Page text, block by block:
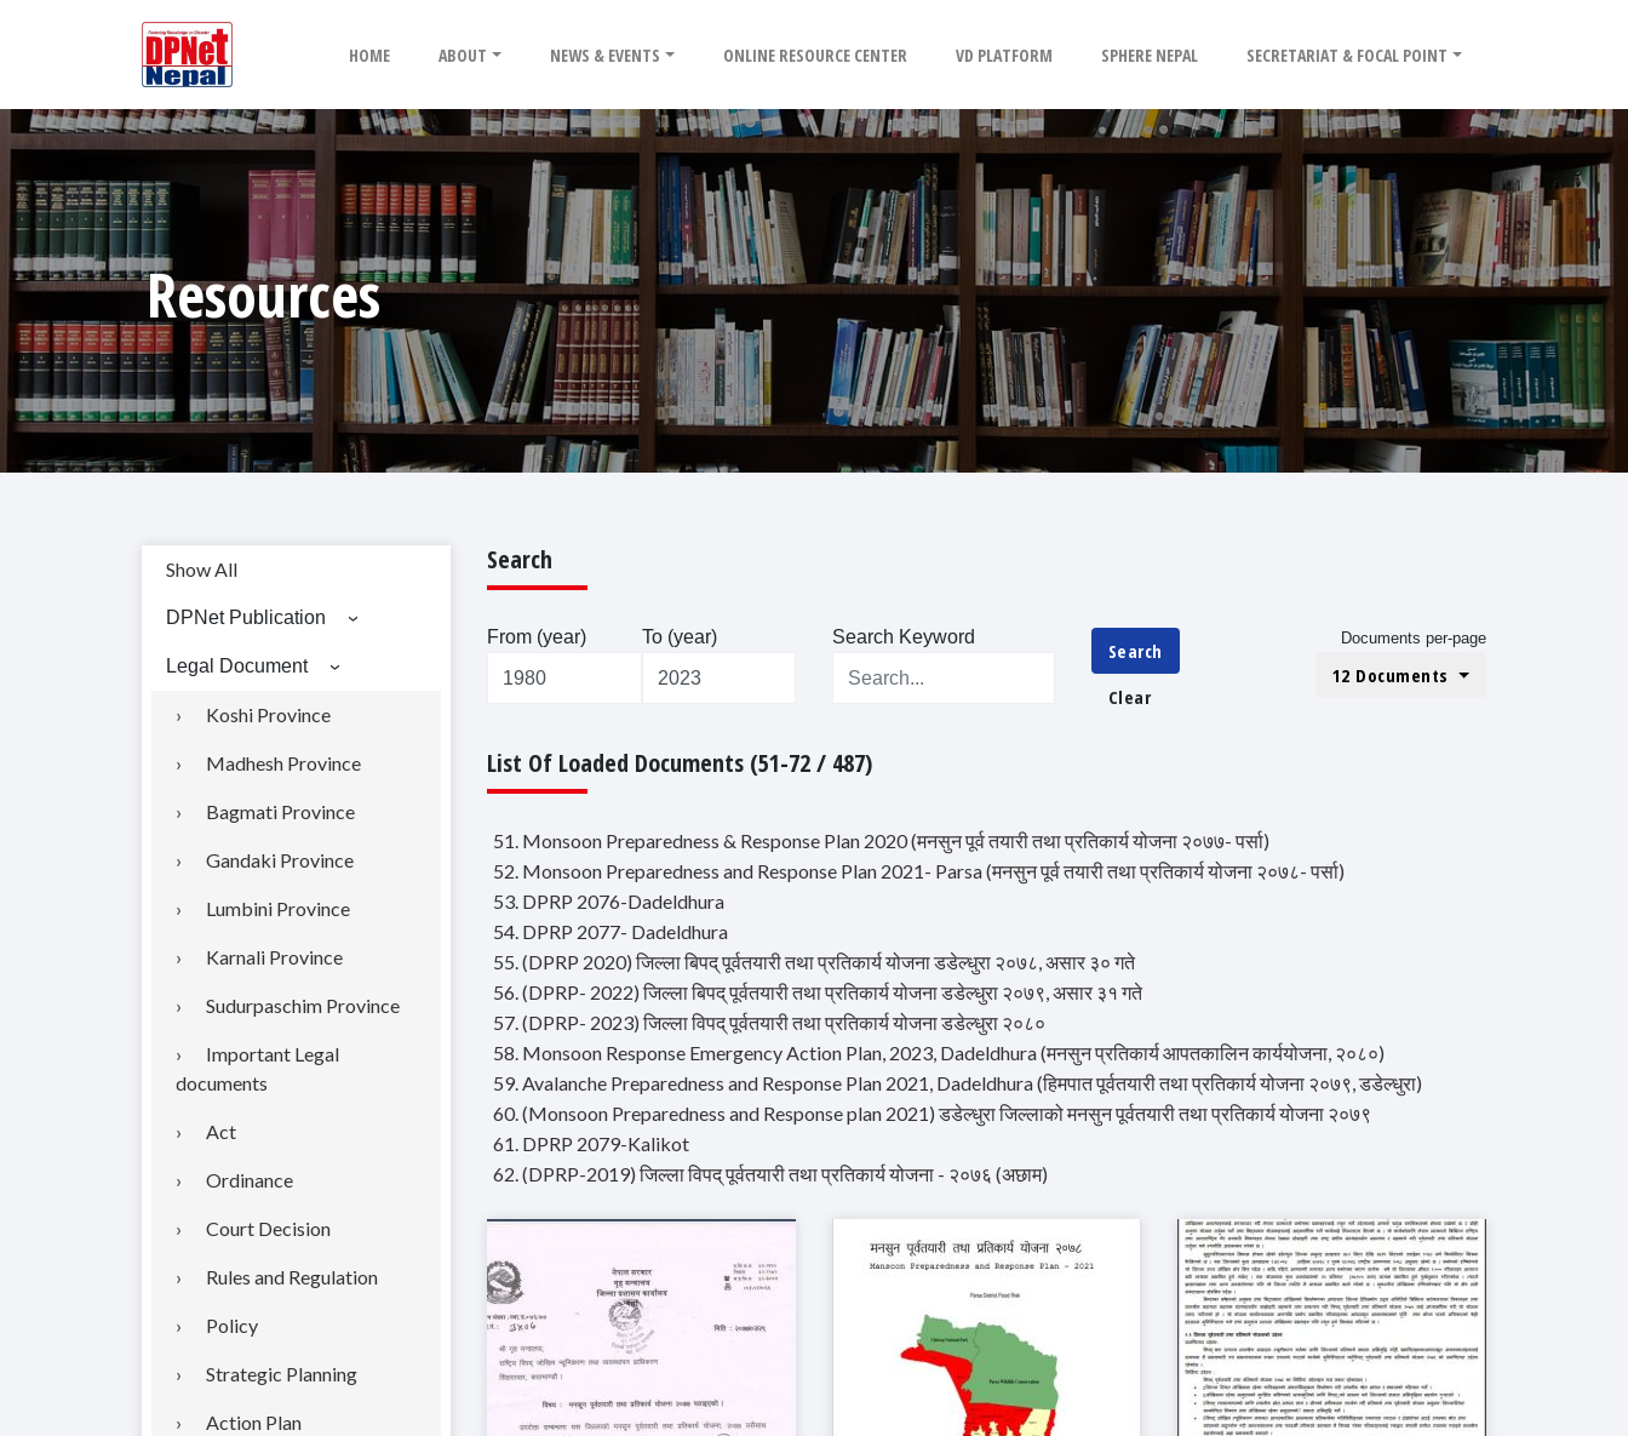
HOME ABOUT NEWS & EVENTS ONLINE RESOURCE CENTER VD PLATFORM SPHERE NEPAL SECRETARIAT & FOCAL POINT
Resources
Show All
DPNet Publication
Legal Document
Koshi Province
Madhesh Province
Bagmati Province
Gandaki Province
Lumbini Province
Karnali Province
Sudurpaschim Province
Important Legal
documents
Act
Ordinance
Court Decision
Rules and Regulation
Policy
Strategic Planning
Action Plan
Search
From (year) To (year) Search Keyword
Search
Clear
Documents per-page
12 Documents
List Of Loaded Documents (51-72 / 487)
51. Monsoon Preparedness & Response Plan 2020 (मनसुन पूर्व तयारी तथा प्रतिकार्य योजना २०७७- पर्सा)
52. Monsoon Preparedness and Response Plan 2021- Parsa (मनसुन पूर्व तयारी तथा प्रतिकार्य योजना २०७८- पर्सा)
53. DPRP 2076-Dadeldhura
54. DPRP 2077- Dadeldhura
55. (DPRP 2020) जिल्ला बिपद् पूर्वतयारी तथा प्रतिकार्य योजना डडेल्धुरा २०७८, असार ३० गते
56. (DPRP- 2022) जिल्ला बिपद् पूर्वतयारी तथा प्रतिकार्य योजना डडेल्धुरा २०७९, असार ३१ गते
57. (DPRP- 2023) जिल्ला विपद् पूर्वतयारी तथा प्रतिकार्य योजना डडेल्धुरा २०८०
58. Monsoon Response Emergency Action Plan, 2023, Dadeldhura (मनसुन प्रतिकार्य आपतकालिन कार्ययोजना, २०८०)
59. Avalanche Preparedness and Response Plan 2021, Dadeldhura (हिमपात पूर्वतयारी तथा प्रतिकार्य योजना २०७९, डडेल्धुरा)
60. (Monsoon Preparedness and Response plan 2021) डडेल्धुरा जिल्लाको मनसुन पूर्वतयारी तथा प्रतिकार्य योजना २०७९
61. DPRP 2079-Kalikot
62. (DPRP-2019) जिल्ला विपद् पूर्वतयारी तथा प्रतिकार्य योजना - २०७६ (अछाम)